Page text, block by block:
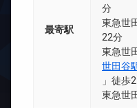
最寄駅
分
東急世
22分
東急世
世田谷
」徒歩
東急世